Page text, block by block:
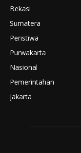
Bekasi
Sumatera
Peristiwa
Purwakarta
Nasional
Pemerintahan
Jakarta